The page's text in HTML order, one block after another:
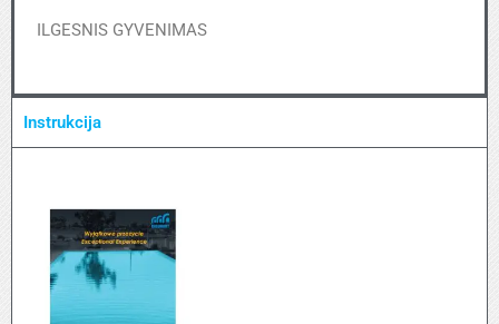
ILGESNIS GYVENIMAS
Instrukcija